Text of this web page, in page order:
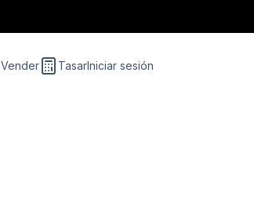
Vender TasarIniciar sesión